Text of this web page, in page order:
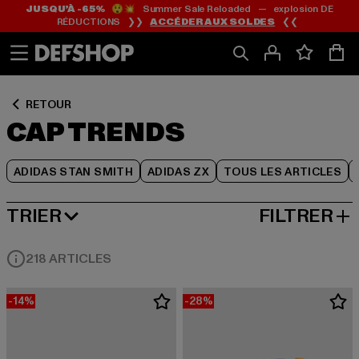
Passer
au
Passer
au
de
JUSQU’À -65%😲💥 Summer Sale Reloaded — explosion DE
RÉDUCTIONS ❯❯ACCÉDER AUX SOLDES ❮❮
RETOUR
CAP TRENDS
ADIDAS STAN SMITH ADIDAS ZX TOUS LES ARTICLES
Passer
au
de
TRIER
MEILLEURES VENTES FILTRER
218 ARTICLES
-14% -28%